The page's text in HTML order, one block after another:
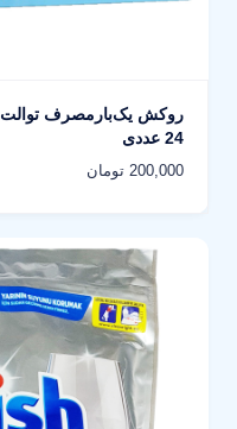
24 عددی
200,000 تومان